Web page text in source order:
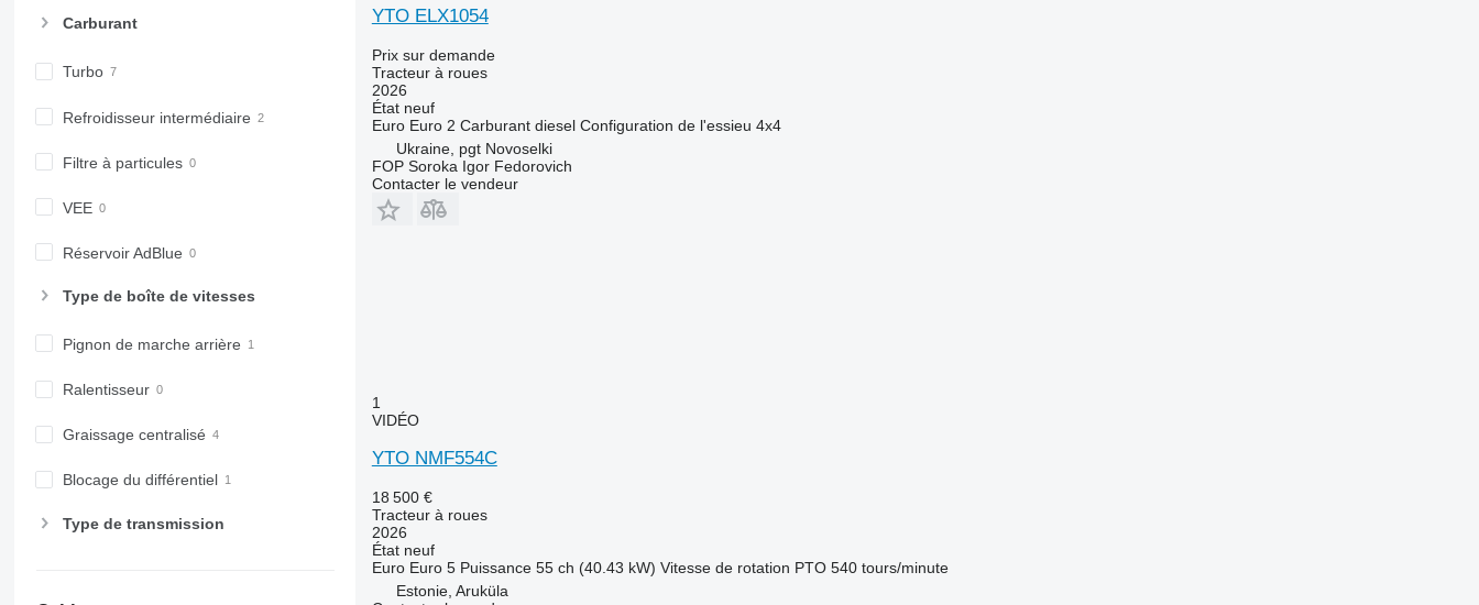
7280 R
7310 R
7600
7710
7720
7800
7820
7930
8200
8230
8260 R
Carburant
Turbo
Refroidisseur intermédiaire
Filtre à particules
VEE
Réservoir AdBlue
Type de boîte de vitesses
Pignon de marche arrière
Ralentisseur
Graissage centralisé
Blocage du différentiel
Type de transmission
YTO ELX1054
Prix sur demande
Tracteur à roues
2026
Étatneuf
Euro Euro 2 Carburant diesel Configuration de l'essieu 4x4
Ukraine, pgt Novoselki
FOP Soroka Igor Fedorovich
Contacter le vendeur
1
VIDÉO
YTO NMF554C
18 500 €
Tracteur à roues
2026
Étatneuf
Euro Euro 5 Puissance 55 ch (40.43 kW) Vitesse de rotation PTO 540 tours/minute
Estonie, Aruküla